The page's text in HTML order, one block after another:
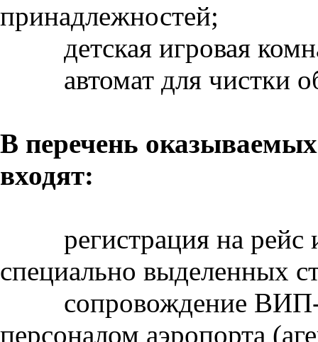
принадлежностей;
детская игровая
автомат для чистки
В перечень
входят:
регистрация на
специально выделенных
сопровождение
персоналом аэропорта